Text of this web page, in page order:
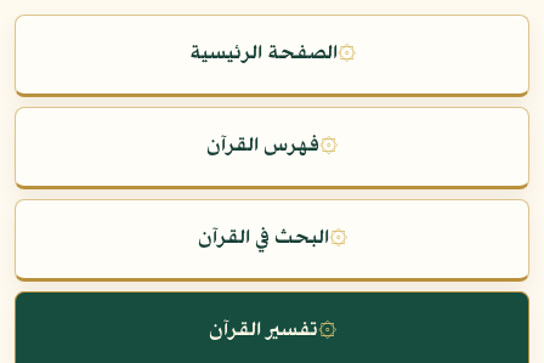
۞الصفحة الرئيسية
۞فهرس القرآن
۞البحث في القرآن
۞تفسير القرآن